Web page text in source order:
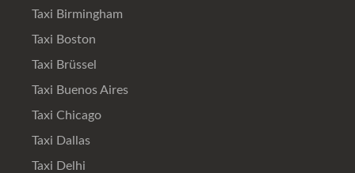
Taxi Birmingham
Taxi Boston
Taxi Brüssel
Taxi Buenos Aires
Taxi Chicago
Taxi Dallas
Taxi Delhi